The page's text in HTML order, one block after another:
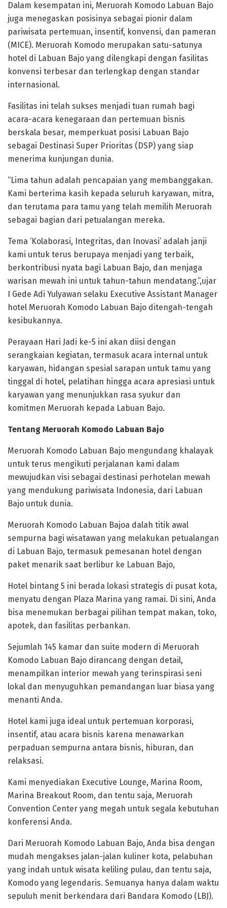
Dalam kesempatan ini, Meruorah Komodo Labuan Bajo
juga menegaskan posisinya sebagai pionir dalam
pariwisata pertemuan, insentif, konvensi, dan pameran
(MICE). Meruorah Komodo merupakan satu-satunya
hotel di Labuan Bajo yang dilengkapi dengan fasilitas
konvensi terbesar dan terlengkap dengan standar
internasional.
Fasilitas ini telah sukses menjadi tuan rumah bagi
acara-acara kenegaraan dan pertemuan bisnis
berskala besar, memperkuat posisi Labuan Bajo
sebagai Destinasi Super Prioritas (DSP) yang siap
menerima kunjungan dunia.
“Lima tahun adalah pencapaian yang membanggakan.
Kami berterima kasih kepada seluruh karyawan, mitra,
dan terutama para tamu yang telah memilih Meruorah
sebagai bagian dari petualangan mereka.
Tema ‘Kolaborasi, Integritas, dan Inovasi’ adalah janji
kami untuk terus berupaya menjadi yang terbaik,
berkontribusi nyata bagi Labuan Bajo, dan menjaga
warisan mewah ini untuk tahun-tahun mendatang.”,ujar
I Gede Adi Yulyawan selaku Executive Assistant Manager
hotel Meruorah Komodo Labuan Bajo ditengah-tengah
kesibukannya.
Perayaan Hari Jadi ke-5 ini akan diisi dengan
serangkaian kegiatan, termasuk acara internal untuk
karyawan, hidangan spesial sarapan untuk tamu yang
tinggal di hotel, pelatihan hingga acara apresiasi untuk
karyawan yang menunjukkan rasa syukur dan
komitmen Meruorah kepada Labuan Bajo.
Tentang Meruorah Komodo Labuan Bajo
Meruorah Komodo Labuan Bajo mengundang khalayak
untuk terus mengikuti perjalanan kami dalam
mewujudkan visi sebagai destinasi perhotelan mewah
yang mendukung pariwisata Indonesia, dari Labuan
Bajo untuk dunia.
Meruorah Komodo Labuan Bajoa dalah titik awal
sempurna bagi wisatawan yang melakukan petualangan
di Labuan Bajo, termasuk pemesanan hotel dengan
paket menarik saat berlibur ke Labuan Bajo,
Hotel bintang 5 ini berada lokasi strategis di pusat kota,
menyatu dengan Plaza Marina yang ramai. Di sini, Anda
bisa menemukan berbagai pilihan tempat makan, toko,
apotek, dan fasilitas perbankan.
Sejumlah 145 kamar dan suite modern di Meruorah
Komodo Labuan Bajo dirancang dengan detail,
menampilkan interior mewah yang terinspirasi seni
lokal dan menyuguhkan pemandangan luar biasa yang
menanti Anda.
Hotel kami juga ideal untuk pertemuan korporasi,
insentif, atau acara bisnis karena menawarkan
perpaduan sempurna antara bisnis, hiburan, dan
relaksasi.
Kami menyediakan Executive Lounge, Marina Room,
Marina Breakout Room, dan tentu saja, Meruorah
Convention Center yang megah untuk segala kebutuhan
konferensi Anda.
Dari Meruorah Komodo Labuan Bajo, Anda bisa dengan
mudah mengakses jalan-jalan kuliner kota, pelabuhan
yang indah untuk wisata keliling pulau, dan tentu saja,
Komodo yang legendaris. Semuanya hanya dalam waktu
sepuluh menit berkendara dari Bandara Komodo (LBJ).